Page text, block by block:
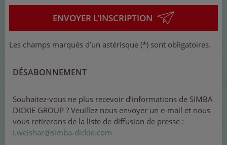
ENVOYER L’INSCRIPTION
Les champs marqués d’un astérisque (*) sont obligatoires.
DÉSABONNEMENT
Souhaitez-vous ne plus recevoir d’informations de SIMBA
DICKIE GROUP ? Veuillez nous envoyer un e-mail et nous
vous retirerons de la liste de diffusion de presse :
i.weishar@simba-dickie.com